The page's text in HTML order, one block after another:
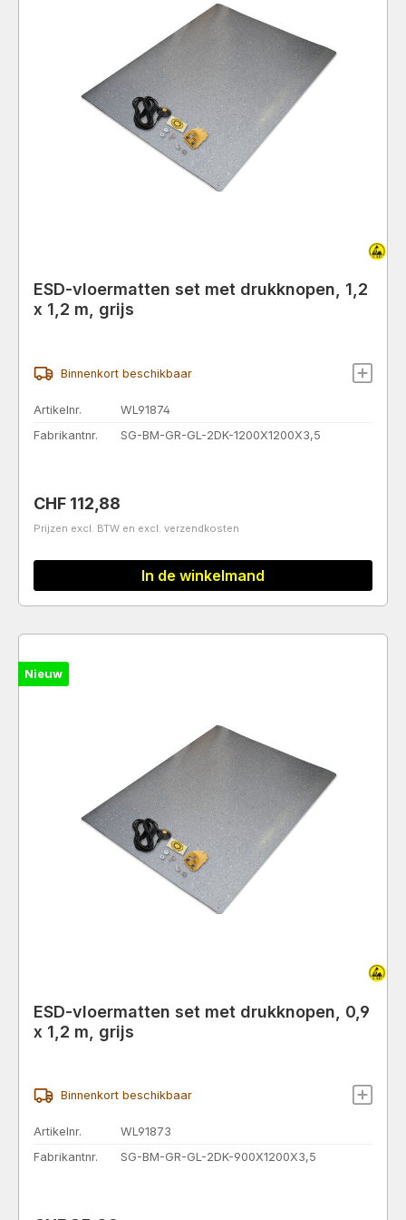
ESD-vloermatten set met drukknopen, 1,2
x 1,2 m, grijs
Binnenkort beschikbaar
Artikelnr.
WL91874
Fabrikantnr.
SG-BM-GR-GL-2DK-1200X1200X3,5
Normale prijs:
CHF 112,88
Prijzen excl. BTW en excl. verzendkosten
In de winkelmand
Nieuw
ESD-vloermatten set met drukknopen, 0,9
x 1,2 m, grijs
Binnenkort beschikbaar
Artikelnr.
WL91873
Fabrikantnr.
SG-BM-GR-GL-2DK-900X1200X3,5